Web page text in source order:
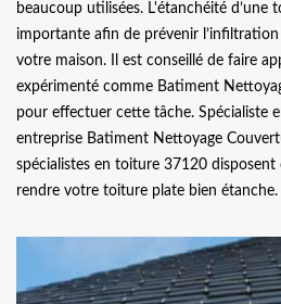
beaucoup utilisées. L'étanchéité d’une
importante afin de prévenir
votre maison. Il est conseillé de faire
expérimenté comme Batiment
pour effectuer cette tâche. Spécialiste
entreprise Batiment Nettoyage
spécialistes en toiture 37120
rendre votre toiture plate bien étanche.